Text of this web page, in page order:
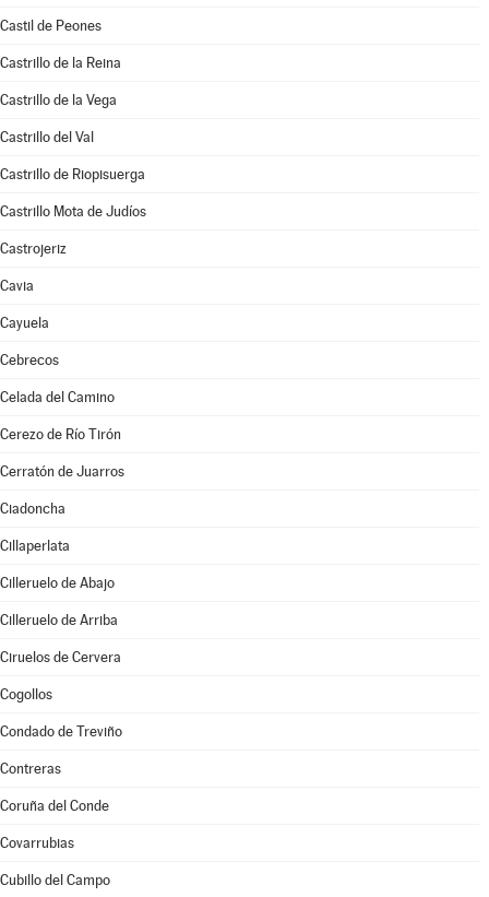
Castil de Peones
Castrillo de la Reina
Castrillo de la Vega
Castrillo del Val
Castrillo de Riopisuerga
Castrillo Mota de Judíos
Castrojeriz
Cavia
Cayuela
Cebrecos
Celada del Camino
Cerezo de Río Tirón
Cerratón de Juarros
Ciadoncha
Cillaperlata
Cilleruelo de Abajo
Cilleruelo de Arriba
Ciruelos de Cervera
Cogollos
Condado de Treviño
Contreras
Coruña del Conde
Covarrubias
Cubillo del Campo